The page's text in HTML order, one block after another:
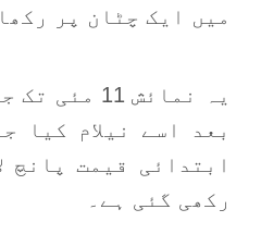
میں ایک چٹان پر
یہ نمائش
بعد اسے نیلام کیا
ابتدائی قیمت پانچ
رکھی گئی ہے۔